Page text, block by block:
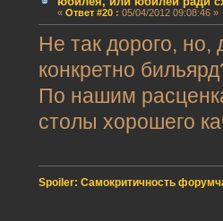
« Ответ #20: 05/04/2012 09:08:46 »
Не так дорого,
конкретно
По нашим
столы хорошего
Spoiler: Самокритичность